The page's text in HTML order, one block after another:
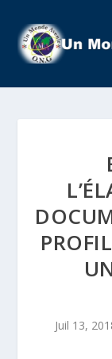
Juil 13,